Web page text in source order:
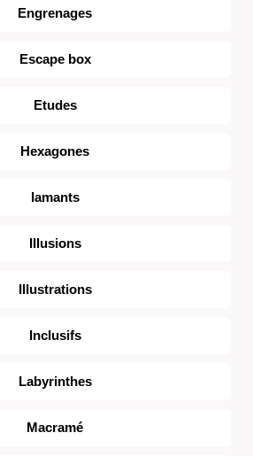
Engrenages
Escape box
Etudes
Hexagones
Iamants
Illusions
Illustrations
Inclusifs
Labyrinthes
Macramé